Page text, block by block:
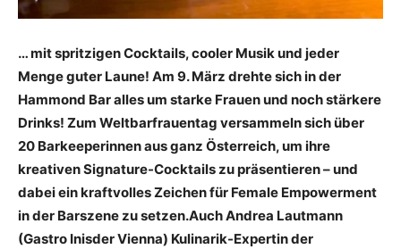
… mit spritzigen Cocktails, cooler Musik und jeder
Menge guter Laune! Am 9. März drehte sich in der
Hammond Bar alles um starke Frauen und noch stärkere
Drinks! Zum Weltbarfrauentag versammeln sich über
20 Barkeeperinnen aus ganz Österreich, um ihre
kreativen Signature-Cocktails zu präsentieren – und
dabei ein kraftvolles Zeichen für Female Empowerment
in der Barszene zu setzen.Auch Andrea Lautmann
(Gastro Inisder Vienna) Kulinarik-Expertin der